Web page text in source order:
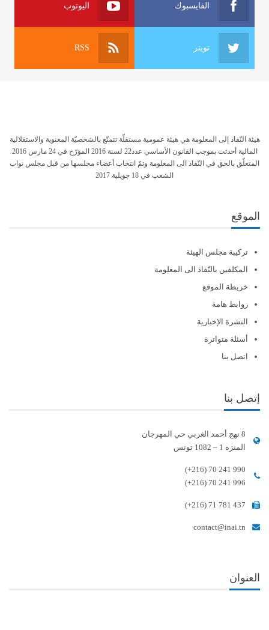
الفايسبوك اليوتوب
تويتر RSS
هيئة النّفاذ إلى المعلومة هي هيئة عمومية مستقلّة تتمتّع بالشخصيّة المعنوية والاستقلالية
المالية أحدثت بموجب القانون الأساسي عدد22 لسنة 2016 المؤرّخ في 24 مارس 2016
المتعلّق بالحق في النّفاذ الى المعلومة وتمّ انتخاب أعضاء مجلسها من قبل مجلس نواب
الشعب في 18 جويلية 2017
الموقع
تركيبة مجلس الهيئة
المكلفين بالنّفاذ الى المعلومة
خريطة الموقع
روابط هامة
النشرة الإخبارية
أسئلة متواترة
اتصل بنا
إتصل بنا
8 نهج أحمد الغربي حي المهرجان
المنزه 1 – 1082 تونس
(+216) 70 241 990
(+216) 70 241 996
(+216) 71 781 437
contact@inai.tn
العنوان